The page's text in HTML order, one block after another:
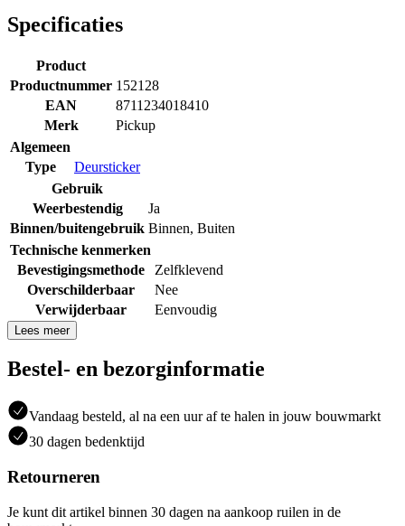
Specificaties
Product
Productnummer 152128
EAN
8711234018410
Merk
Pickup
Algemeen
Type
Deursticker
Gebruik
Weerbestendig
Ja
Binnen/buitengebruik Binnen, Buiten
Technische kenmerken
Bevestigingsmethode
Zelfklevend
Overschilderbaar
Nee
Verwijderbaar
Eenvoudig
Lees meer
Bestel- en bezorginformatie
Vandaag besteld, al na een uur af te halen in jouw bouwmarkt
30 dagen bedenktijd
Retourneren
Je kunt dit artikel binnen 30 dagen na aankoop ruilen in de